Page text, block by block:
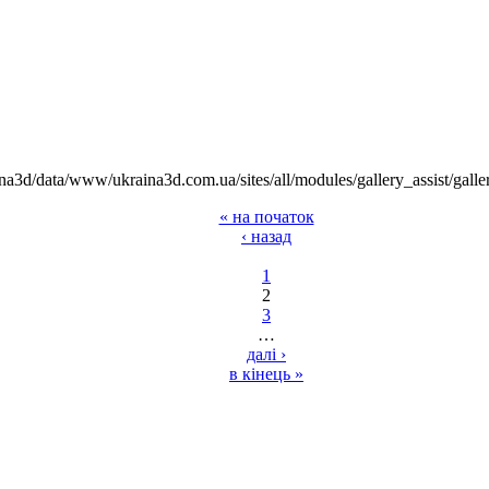
data/www/ukraina3d.com.ua/sites/all/modules/gallery_assist/
« на початок
‹ назад
1
2
3
…
далі ›
в кінець »